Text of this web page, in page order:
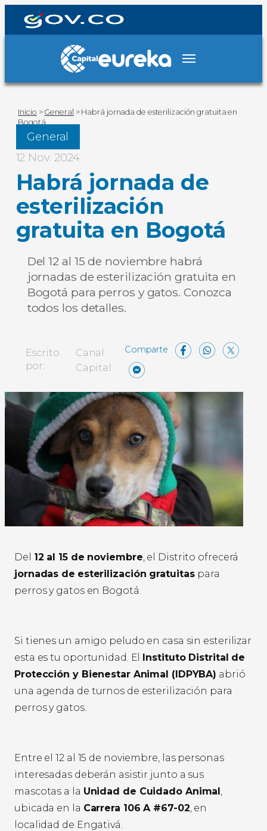
Inicio > General > Habrá jornada de esterilización gratuita en
Bogotá
General
12 Nov. 2024
Habrá jornada de
esterilización
gratuita en Bogotá
Del 12 al 15 de noviembre habrá
jornadas de esterilización gratuita en
Bogotá para perros y gatos. Conozca
todos los detalles.
Escrito
por:
Canal
Capital
Del 12 al 15 de noviembre, el Distrito ofrecerá
jornadas de esterilización gratuitas para
perros y gatos en Bogotá.
Si tienes un amigo peludo en casa sin esterilizar
esta es tu oportunidad. El Instituto Distrital de
Protección y Bienestar Animal (IDPYBA) abrió
una agenda de turnos de esterilización para
perros y gatos.
Entre el 12 al 15 de noviembre, las personas
interesadas deberán asistir junto a sus
mascotas a la Unidad de Cuidado Animal,
ubicada en la Carrera 106 A #67-02, en
localidad de Engativá.